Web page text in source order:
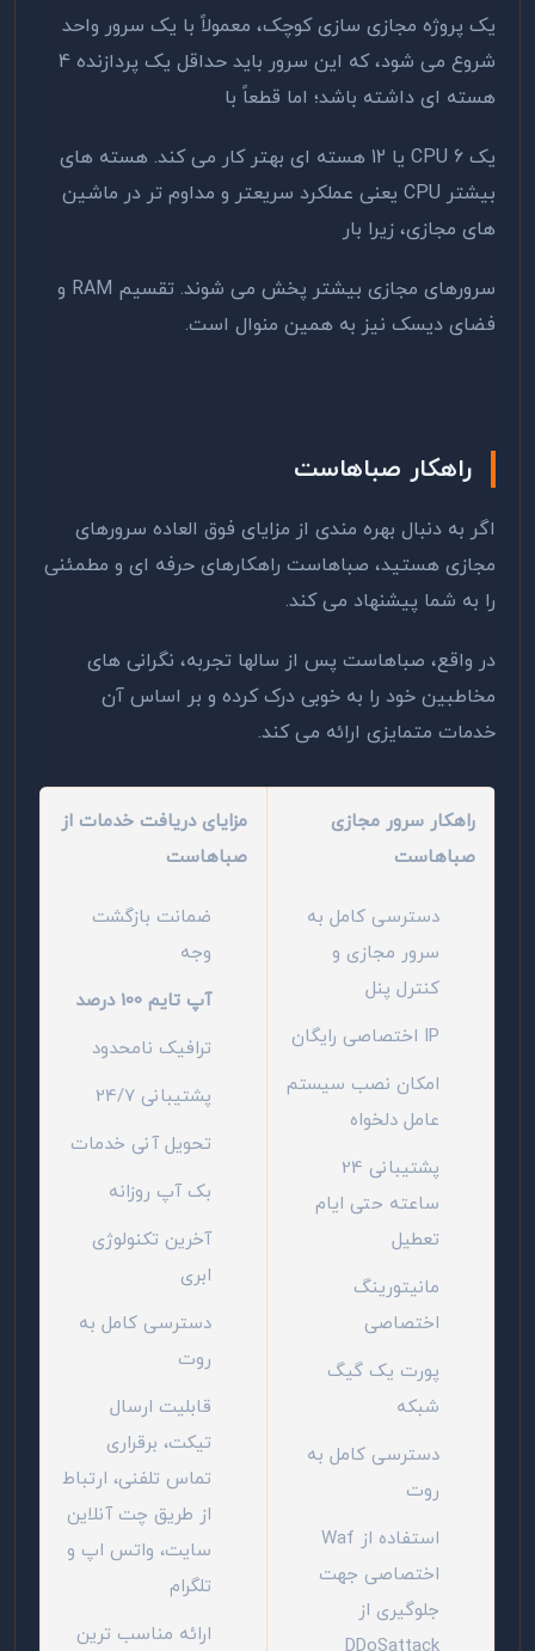
یک پروژه مجازی سازی کوچک، معمولاً با یک سرور واحد
شروع می شود، که این سرور باید حداقل یک پردازنده 4
هسته ای داشته باشد؛ اما قطعاً با
یک CPU 6 یا 12 هسته ای بهتر کار می کند. هسته های
بیشتر CPU یعنی عملکرد سریعتر و مداوم تر در ماشین
های مجازی، زیرا بار
سرورهای مجازی بیشتر پخش می شوند. تقسیم RAM و
فضای دیسک نیز به همین منوال است.
راهکار صباهاست
اگر به دنبال بهره مندی از مزایای فوق العاده سرورهای
مجازی هستید، صباهاست راهکارهای حرفه ای و مطمئنی
را به شما پیشنهاد می کند.
در واقع، صباهاست پس از سالها تجربه، نگرانی های
مخاطبین خود را به خوبی درک کرده و بر اساس آن
خدمات متمایزی ارائه می کند.
راهکار سرور مجازی
صباهاست
دسترسی کامل به
سرور مجازی و
کنترل پنل
IP اختصاصی رایگان
امکان نصب سیستم
عامل دلخواه
پشتیبانی 24
ساعته حتی ایام
تعطیل
مانیتورینگ
اختصاصی
پورت یک گیگ
شبکه
دسترسی کامل به
روت
استفاده از Waf
اختصاصی جهت
جلوگیری از
مزایای دریافت خدمات از
صباهاست
ضمانت بازگشت
وجه
آپ تایم 100 درصد
ترافیک نامحدود
پشتیبانی 24/7
تحویل آنی خدمات
بک آپ روزانه
آخرین تکنولوژی
ابری
دسترسی کامل به
روت
قابلیت ارسال
تیکت، برقراری
تماس تلفنی، ارتباط
از طریق چت آنلاین
سایت، واتس اپ و
تلگرام
ارائه مناسب ترین